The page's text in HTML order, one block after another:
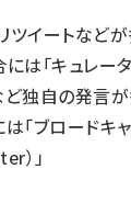
ツイートなど
は「キュレー
ど独自の発言
「ブロードキ
）」